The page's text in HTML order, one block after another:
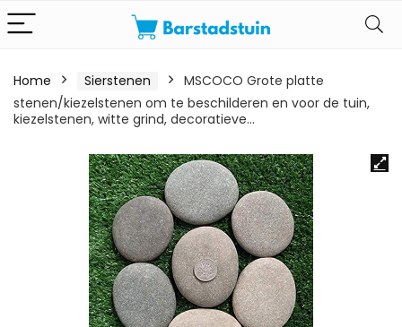
Home Sierstenen
MSCOCO Grote platte
stenen/kiezelstenen om te beschilderen en voor de tuin,
kiezelstenen, witte grind, decoratieve…